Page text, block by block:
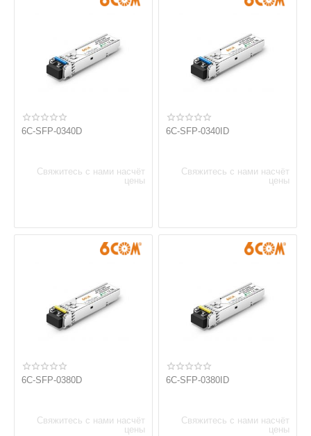
6C-SFP-0340D
Свяжитесь с нами насчёт
цены
6C-SFP-0340ID
Свяжитесь с нами насчёт
цены
6C-SFP-0380D
Свяжитесь с нами насчёт
цены
6C-SFP-0380ID
Свяжитесь с нами насчёт
цены